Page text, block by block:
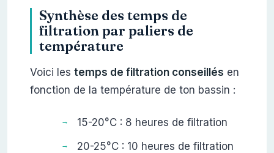
Synthèse des temps de
filtration par paliers de
température
Voici les temps de filtration conseillés en
fonction de la température de ton bassin :
15-20°C : 8 heures de filtration
20-25°C : 10 heures de filtration